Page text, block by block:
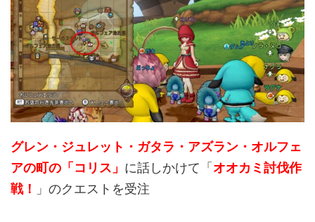
グレン・ジュレット・ガタラ・アズラン・オルフェ
アの町の「コリス」 に話しかけて「オオカミ討伐作
戦！
」のクエストを受注